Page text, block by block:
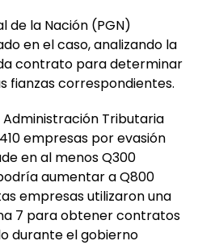
de la Nación (PGN)
en el caso, analizando la
contrato para determinar
fianzas correspondientes.
Tributaria
empresas por evasión
en al menos Q300
aumentar a Q800
empresas utilizaron una
7 para obtener contratos
durante el gobierno